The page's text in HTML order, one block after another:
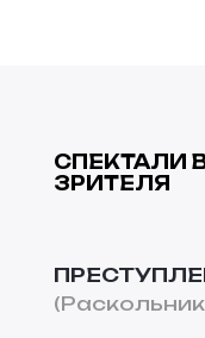
СПЕКТАЛИ
ЗРИТЕЛЯ